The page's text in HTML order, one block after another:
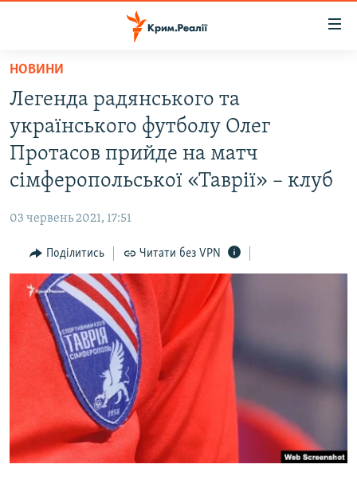
Перейти
основного
матеріалу
Перейти
до
основної
Перейти
пошуку
ВОДА.КРИМ
ВІДЕО ТА ФОТО
ПОЛІТИКА
ПОГЛЯД
ІНТЕРВ'Ю
ВСЕ ЗА ДЕНЬ
СПЕЦПРОЕКТИ
ДЕПОРТАЦІЯ
ВІДЕОУРОКИ «ELIFBE»
СВІДЧЕННЯ ОКУПАЦІЇ
УКРАЇНСЬКА ПРОБЛЕМА КРИМУ
ІНФОГРАФІКА
ЯК ОБІЙТИ БЛОКУВАННЯ
ДОЛУЧАЙСЯ!
НОВИНИ
Легенда радянського та
українського футболу Олег
Протасов прийде на матч
сімферопольської «Таврії» – клуб
03 червень 2021, 17:51
Поділитись Читати без VPN